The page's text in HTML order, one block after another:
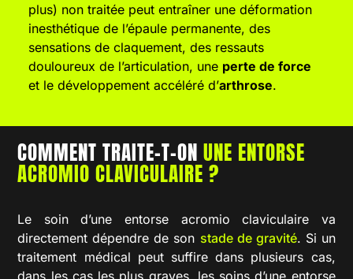
plus) non traitée peut entraîner une déformation
inesthétique de l’épaule permanente, des
sensations de claquement, des ressauts
douloureux de l’articulation, une perte de force
et le développement accéléré d’arthrose.
COMMENT TRAITE-T-ONUNE ENTORSE
ACROMIO CLAVICULAIRE ?
Le soin d’une entorse acromio claviculaire va
directement dépendre de son stade de gravité. Si un
traitement médical peut suffire dans plusieurs cas,
dans les cas les plus graves, les soins d’une entorse